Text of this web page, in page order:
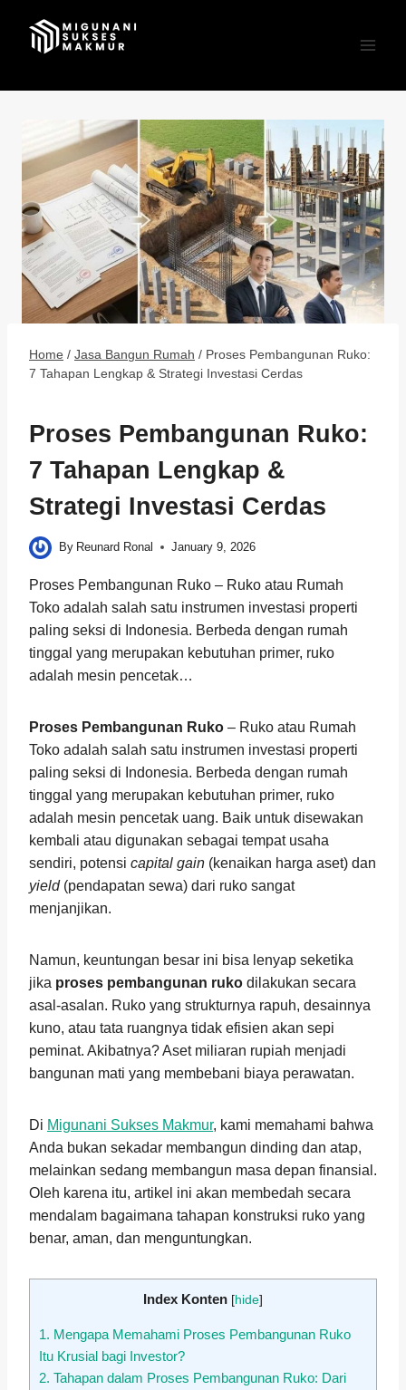
content
Home / Jasa Bangun Rumah / Proses Pembangunan Ruko:
7 Tahapan Lengkap & Strategi Investasi Cerdas
Proses Pembangunan Ruko:
7 Tahapan Lengkap &
Strategi Investasi Cerdas
By Reunard Ronal January 9, 2026
Proses Pembangunan Ruko – Ruko atau Rumah
Toko adalah salah satu instrumen investasi properti
paling seksi di Indonesia. Berbeda dengan rumah
tinggal yang merupakan kebutuhan primer, ruko
adalah mesin pencetak…
Proses Pembangunan Ruko – Ruko atau Rumah
Toko adalah salah satu instrumen investasi properti
paling seksi di Indonesia. Berbeda dengan rumah
tinggal yang merupakan kebutuhan primer, ruko
adalah mesin pencetak uang. Baik untuk disewakan
kembali atau digunakan sebagai tempat usaha
sendiri, potensi capital gain (kenaikan harga aset) dan
yield(pendapatan sewa) dari ruko sangat
menjanjikan.
Namun, keuntungan besar ini bisa lenyap seketika
jika proses pembangunan ruko dilakukan secara
asal-asalan. Ruko yang strukturnya rapuh, desainnya
kuno, atau tata ruangnya tidak efisien akan sepi
peminat. Akibatnya? Aset miliaran rupiah menjadi
bangunan mati yang membebani biaya perawatan.
Di Migunani Sukses Makmur, kami memahami bahwa
Anda bukan sekadar membangun dinding dan atap,
melainkan sedang membangun masa depan finansial.
Oleh karena itu, artikel ini akan membedah secara
mendalam bagaimana tahapan konstruksi ruko yang
benar, aman, dan menguntungkan.
Index Konten [hide]
1. Mengapa Memahami Proses Pembangunan Ruko
Itu Krusial bagi Investor?
2. Tahapan dalam Proses Pembangunan Ruko: Dari